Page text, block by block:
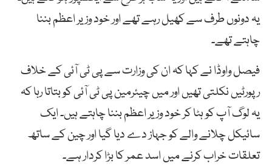
یہ دونوں طرف سے کھیل رہے تھے اور خود وزیر اعظم بننا
چاہتے تھے۔
فیصل واوڈا نے کہا کہ ان کی وزارت سے پی ٹی آئی کے خلاف
رپورٹیں نکلتی تھیں اور میں چیئرمین پی ٹی آئی کو بتاتا رہا کہ
یہ لوگ آپ کو ہٹا کر خود وزیر اعظم بننا چاہتے ہیں۔ ایک
سائیکل چلانے والے کو جہاز دے دیا گیا اور چین کے ساتھ
تعلقات خراب کرنے میں اسد عمر کا بڑا کردار ہے۔